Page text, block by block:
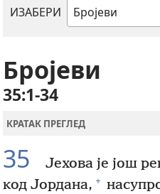
ИЗАБЕРИ
Библијска
Бројеви
35:1-34
КРАТАК ПРЕГЛЕД
35
Јехова је још
код Јордана, +